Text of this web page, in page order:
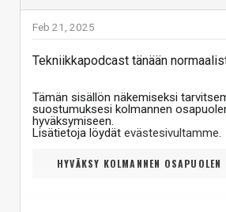
Feb 21, 2025
Tekniikkapodcast tänään
Tämän sisällön näkemiseksi
suostumuksesi kolmannen
hyväksymiseen.
Lisätietoja löydät evästesivultamme.
HYVÄKSY KOLMANNEN OSAPUOLEN